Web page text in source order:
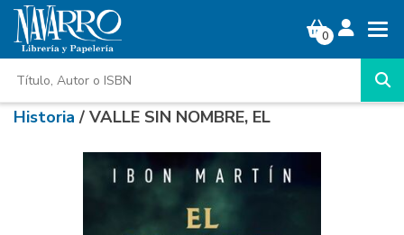
0
Historia/ VALLE SIN NOMBRE, EL